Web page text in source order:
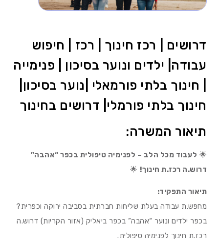
דרושים | רכז חינוך | רכז | חיפוש
עבודה| ילדים ונוער בסיכון | פנימייה
| חינוך בלתי פורמאלי |נוער בסיכון|
חינוך בלתי פורמלי| דרושים בחינוך
תיאור המשרה:
🌟 לעבוד מכל הלב – לפנימיה טיפולית בכפר “אהבה”
דרוש.ה רכז.ת חינוך! 🌟
תיאור התפקיד:
מחפש.ת עבודה בעלת שליחות חברתית בסביבה ירוקה וכפרית?
בכפר ילדים ונוער “אהבה” בכפר ביאליק (אזור הקריות) דרוש.ה
רכז.ת חינוך לפנימיה טיפולית.